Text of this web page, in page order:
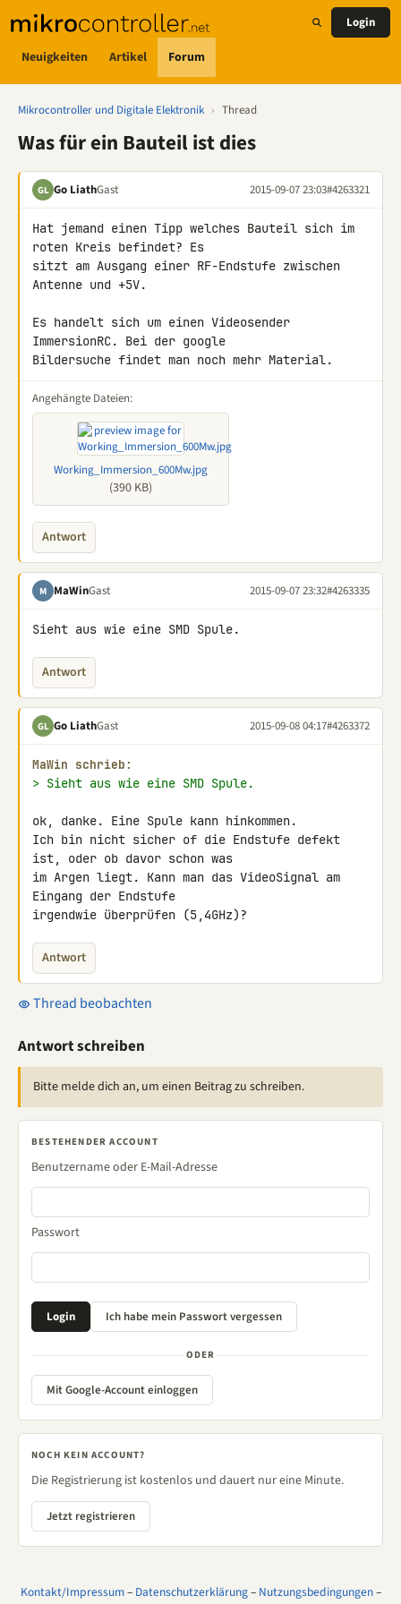
Neuigkeiten Artikel Forum
Login
Mikrocontroller und Digitale Elektronik › Thread
Was für ein Bauteil ist dies
GL Go LiathGast 2015-09-07 23:03#4263321
Hat jemand einen Tipp welches Bauteil sich im
roten Kreis befindet? Es
sitzt am Ausgang einer RF-Endstufe zwischen
Antenne und +5V.
Es handelt sich um einen Videosender
ImmersionRC. Bei der google
Bildersuche findet man noch mehr Material.
Angehängte Dateien:
Working_Immersion_600Mw.jpg
(390 KB)
Antwort
M MaWinGast 2015-09-07 23:32#4263335
Sieht aus wie eine SMD Spule.
Antwort
GL Go LiathGast 2015-09-08 04:17#4263372
MaWin schrieb:
> Sieht aus wie eine SMD Spule.
ok, danke. Eine Spule kann hinkommen.
Ich bin nicht sicher of die Endstufe defekt
ist, oder ob davor schon was
im Argen liegt. Kann man das VideoSignal am
Eingang der Endstufe
irgendwie überprüfen (5,4GHz)?
Antwort
Thread beobachten
Antwort schreiben
Bitte melde dich an, um einen Beitrag zu schreiben.
BESTEHENDER ACCOUNT
Benutzername oder E-Mail-Adresse
Passwort
ODER
Mit Google-Account einloggen
NOCH KEIN ACCOUNT?
Die Registrierung ist kostenlos und dauert nur eine Minute.
Jetzt registrieren
Kontakt/Impressum– Datenschutzerklärung– Nutzungsbedingungen–